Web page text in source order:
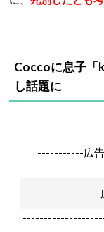
Coccoに息子「
し話題に
-----------広